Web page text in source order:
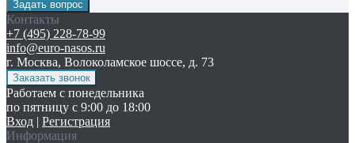
Контакты
+7 (495) 228-78-99
info@euro-nasos.ru
г. Москва, Волоколамское шоссе, д. 73
Работаем с понедельника
по пятницу с 9:00 до 18:00
Вход | Регистрация
Информация